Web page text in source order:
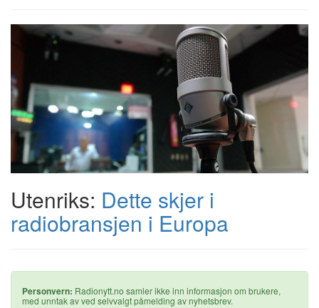
Utenriks: Dette skjer i
radiobransjen i Europa
Personvern: Radionytt.no samler ikke inn informasjon om brukere,
med unntak av ved selvvalgt påmelding av nyhetsbrev.